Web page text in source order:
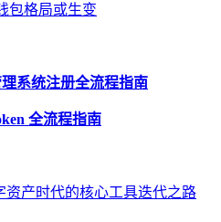
包格局或生变
系统注册全流程指南
全流程指南